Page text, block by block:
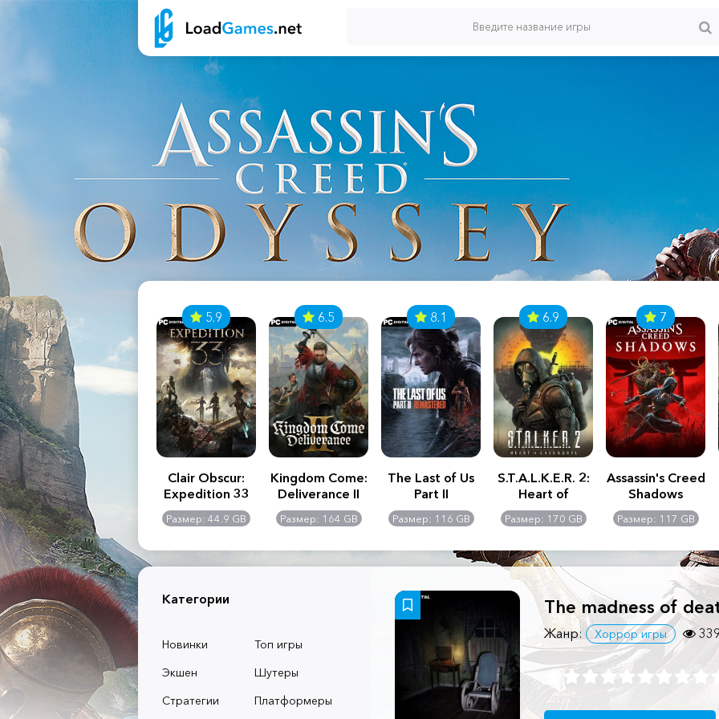
2:
-
GB
Assassin's Creed
Shadows
Размер: 117 GB
5.9
Clair Obscur:
Expedition 33
Размер: 44.9 GB
6.5
Kingdom Come:
Deliverance II
Размер: 164 GB
8.1
The Last of Us
Part II
Remastered
Размер: 116 GB
6.9
S.T.A.L.K.E.R. 2:
Heart of
Chernobyl -
Ultimate Edition
Размер: 170 GB
7
Assassin's Creed
Shadows
Размер: 117 GB
Категории
Новинки
Топ игры
Экшен
Шутеры
Стратегии
Платформеры
The madness of
Жанр: Хоррор игры 339